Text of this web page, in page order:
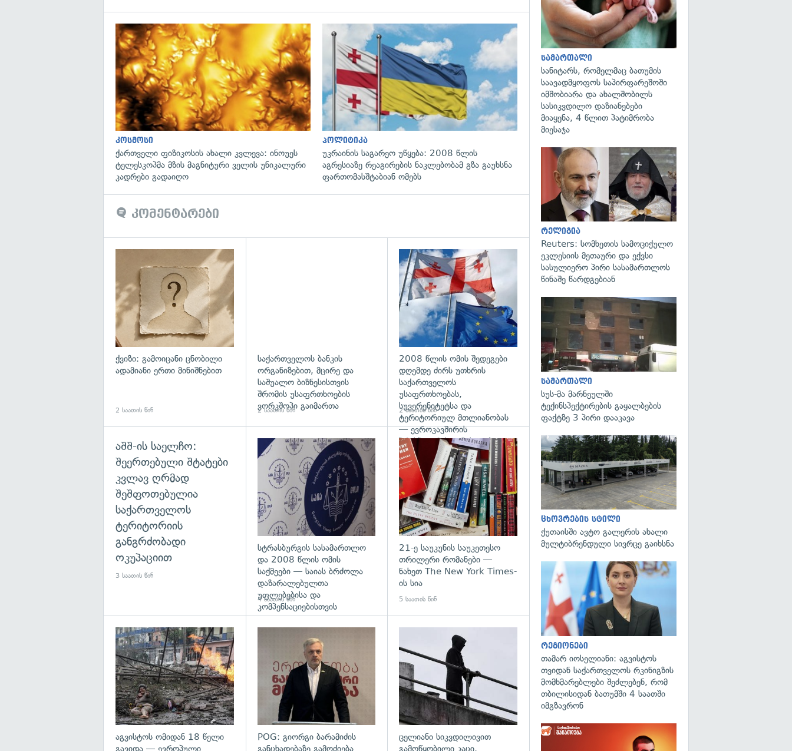
გადახედვა
კოსმოსი
ქართველი ფიზიკოსის ახალი კვლევა: ინოუეს
ტელესკოპმა მზის მაგნიტური ველის უნიკალური
კადრები გადაიღო
გადახედვა
პოლიტიკა
უკრაინის საგარეო უწყება: 2008 წლის
აგრესიაზე რეაგირების ნაკლებობამ გზა გაუხსნა
ფართომასშტაბიან ომებს
კომენტარები
ქვიზი: გამოიცანი ცნობილი
ადამიანი ერთი მინიშნებით
2 საათის წინ
საქართველოს ბანკის
ორგანიზებით, მცირე და
საშუალო ბიზნესისთვის
შრომის უსაფრთხოების
ვორკშოპი გაიმართა
2 საათის წინ
გადახედვა
2008 წლის ომის შედეგები
დღემდე ძირს უთხრის
საქართველოს
უსაფრთხოებას,
სუვერენიტეტსა და
ტერიტორიულ მთლიანობას
— ევროკავშირის
პრესპიკერის განცხადება
2 საათის წინ
აშშ-ის საელჩო:
შეერთებული შტატები
კვლავ ღრმად
შეშფოთებულია
საქართველოს
ტერიტორიის
განგრძობადი
ოკუპაციით
3 საათის წინ
გადახედვა
სტრასბურგის სასამართლო
და 2008 წლის ომის
საქმეები — საიას ბრძოლა
დაზარალებულთა
უფლებებისა და
კომპენსაციებისთვის
4 საათის წინ
გადახედვა
21-ე საუკუნის საუკეთესო
თრილერი რომანები —
ნახეთ The New York Times-
ის სია
5 საათის წინ
აგვისტოს ომიდან 18 წელი
გავიდა — ევროპული
POG: გიორგი ბარამიძის
განცხადებაზე გამოძიება
ცელიანი სიკვდილივით
გამოწყობილი კაცი,
სამართალი
სანიტარს, რომელმაც ბათუმის
საავადმყოფოს საპირფარეშოში
იმშობიარა და ახალშობილს
სასიკვდილო დაზიანებები
მიაყენა, 4 წლით პატიმრობა
მიესაჯა
რელიგია
Reuters: სომხეთის სამოციქულო
ეკლესიის მეთაური და ექვსი
სასულიერო პირი სასამართლოს
წინაშე წარდგებიან
სამართალი
სუს-მა მარნეულში
ტექინსპექტირების გაყალბების
ფაქტზე 3 პირი დააკავა
ცხოვრების სტილი
ქუთაისში ავტო გალერის ახალი
მულტიბრენდული სივრცე გაიხსნა
რეგიონები
თამარ იოსელიანი: აგვისტოს
თვიდან საქართველოს რკინიგზის
მომხმარებლები შეძლებენ, რომ
თბილისიდან ბათუმში 4 საათში
იმგზავრონ